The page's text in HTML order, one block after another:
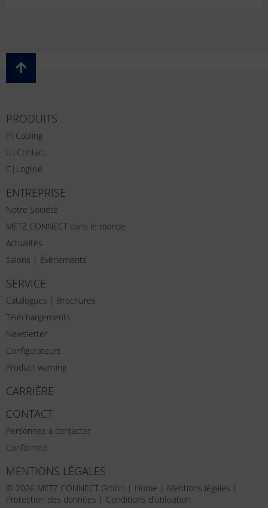
PRODUITS
P|Cabling
U|Contact
C|Logline
ENTREPRISE
Notre Société
METZ CONNECT dans le monde
Actualités
Salons | Évènements
SERVICE
Catalogues | Brochures
Téléchargements
Newsletter
Configurateurs
Product warning
CARRIÈRE
CONTACT
Personnes à contacter
Conformité
MENTIONS LÉGALES
© 2026 METZ CONNECT GmbH | Home | Mentions légales |
Protection des données | Conditions d'utilisation